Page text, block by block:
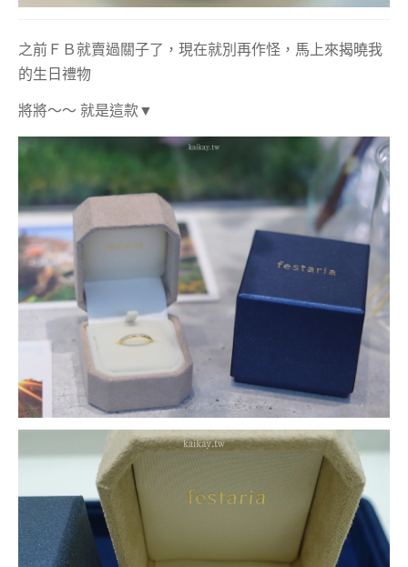
之前ＦＢ就賣過關子了，現在就別再作怪，馬上來揭曉我
的生日禮物
將將～～ 就是這款 ▼